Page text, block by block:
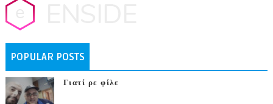
POPULAR POSTS
Γιατί ρε φίλε